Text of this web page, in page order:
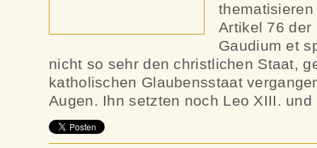
Artikel 76 der
Gaudium et
nicht so sehr den christlichen Staat,
katholischen Glaubensstaat
Augen. Ihn setzten noch Leo XIII.